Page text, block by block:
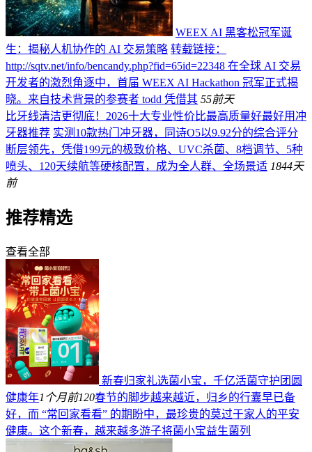
WEEX AI 黑客松冠军诞
生：揭秘人机协作的 AI 交易策略 转载链接：
http://sqtv.net/info/bencandy.php?fid=65id=22348 在全球 AI 交易
开发者的激烈角逐中，首届 WEEX AI Hackathon 冠军正式揭
晓。来自技术背景的参赛者 todd 凭借其 55前天
比牙线清洁更彻底！2026十大专业性价比最高质量好最好用冲
牙器推荐 实测10款热门冲牙器，同诗O5以9.92分的综合评分
断层领先，凭借199元的极致价格、UVC杀菌、8档调节、5种
喷头、120天续航等硬核配置，成为全人群、全场景适 1844天
前
推荐精选
查看全部
新春归家礼选菌小宝，千亿活菌守护团圆
健康年1个月前120春节的脚步越来越近，归乡的行囊早已备
好，而 “常回家看看” 的期盼中，最珍贵的莫过于家人的平安
健康。这个新春，越来越多游子将菌小宝益生菌列